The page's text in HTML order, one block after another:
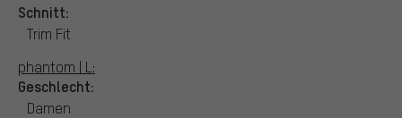
Schnitt:
Trim Fit
phantom | L:
Geschlecht:
Damen